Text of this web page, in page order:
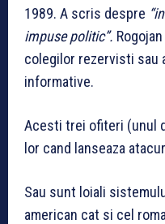
1989. A scris despre
impuse politic”.
colegilor rezervisti
informative.
Acesti trei ofiteri (unul
lor cand lanseaza
Sau sunt loiali
american cat si cel